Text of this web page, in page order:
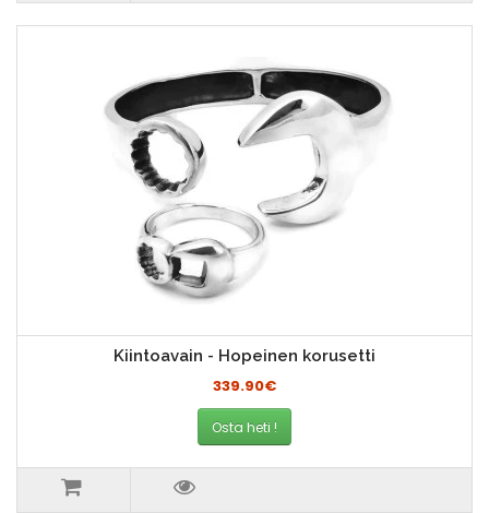
Kiintoavain - Hopeinen korusetti
339.90€
Osta heti !